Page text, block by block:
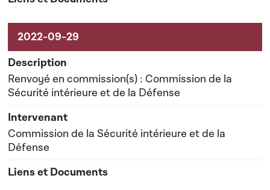
Renvoyé en commission(s) : Commission de la
Sécurité intérieure et de la Défense
Commission de la Sécurité intérieure et de la
Défense